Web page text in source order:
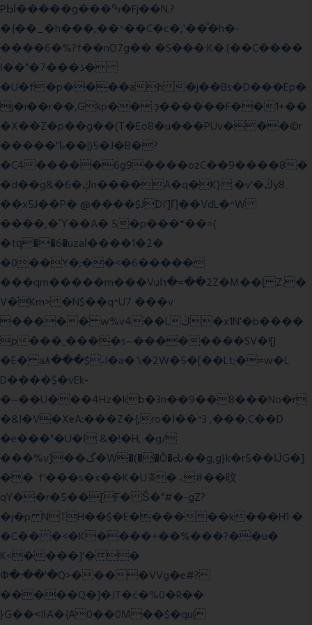
PЫ�����g���ߒ�Fj��N.?
�{��_�h���,��^��C�c�,'��ͦ�h�-
����6�%?f��nO7 g�� �S���:K�.(��C����
I��"�7 ���ڎ�
�U�f�p����ah �j��Bs�D���Ep�
j�i��r��,Gkp��.ҙ������F��1+��
�X��Z�p��g��(T�Eo8�u���PUv���©r
�����"ҍ��|)5�J�B�?
�C4�����6g9����ozC��9����8�
�d��g&�6�ڮn����A�q�K}.�v'�ڭy8
��x5J��P� @����$JDI']Ƞ��VdL�^W
����,�Ύ��A� 5�p���*��=(
�tԛ��6�uzaІ����1�2�
�0��Y�;��<�6�����
���qm�����m���Vuհ�=��2Z�M��ɭ Z.�
V�Km> �N$��q^U7 ���v
����� w%v4��Lڭ�x1N'�b����
p���˿����s~��������SV�![|
�E� a٨���$˖I�a�.\�2W�5�[��Lt;�=w�L
D����$�vEk-
�~��U���4Hz�kb�3n��9��8���No�r
�&I�V�XeA:���Z�{;ro�I��^3 ,���;C��D
�e���"�U�ǀ &�!�H, �g/
���%v]��گ�W�(�̟�Õ�Ԃ��g,g}k�r5��ĲG�]
��`f'���s�x��K�U.ʬ�ۃ#��旼
qY��r�5��[F� Ŝ�"#�-gZ?
�j�p NTH��$�E������k���H1 �
�C�� �<�K����+��%���?��u�
K<����]'��
Փ�:��'�Q>����VVg�e#?
�����Q�]�JT�݁c�%0�R��
}G��˂IŀA�{A0��0M��$�qu|